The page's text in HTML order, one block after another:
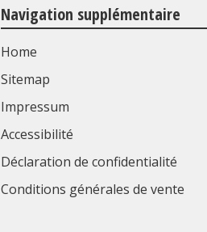
Navigation supplémentaire
Home
Sitemap
Impressum
Accessibilité
Déclaration de confidentialité
Conditions générales de vente